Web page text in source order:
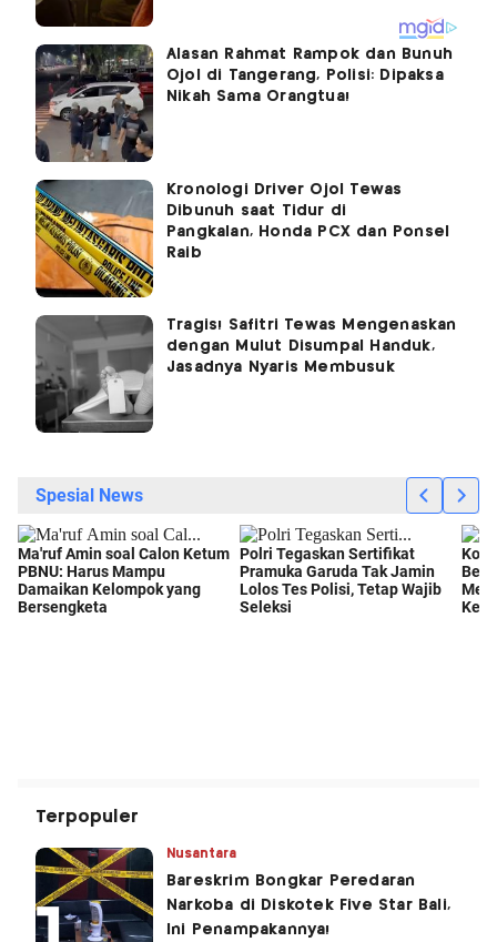
Alasan Rahmat Rampok dan Bunuh
Ojol di Tangerang, Polisi: Dipaksa
Nikah Sama Orangtua!
Kronologi Driver Ojol Tewas
Dibunuh saat Tidur di
Pangkalan, Honda PCX dan Ponsel
Raib
Tragis! Safitri Tewas Mengenaskan
dengan Mulut Disumpal Handuk,
Jasadnya Nyaris Membusuk
Terpopuler
Nusantara
Bareskrim Bongkar Peredaran
Narkoba di Diskotek Five Star Bali,
Ini Penampakannya!